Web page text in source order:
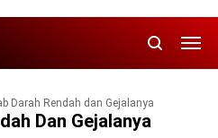
Darah Rendah dan Gеjаlаnуа
Dan Gеjаlаnуа